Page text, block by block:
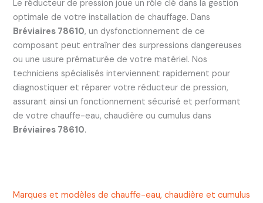
Le réducteur de pression joue un rôle clé dans la gestion
optimale de votre installation de chauffage. Dans
Bréviaires 78610, un dysfonctionnement de ce
composant peut entraîner des surpressions dangereuses
ou une usure prématurée de votre matériel. Nos
techniciens spécialisés interviennent rapidement pour
diagnostiquer et réparer votre réducteur de pression,
assurant ainsi un fonctionnement sécurisé et performant
de votre chauffe-eau, chaudière ou cumulus dans
Bréviaires 78610.
Marques et modèles de chauffe-eau, chaudière et cumulus